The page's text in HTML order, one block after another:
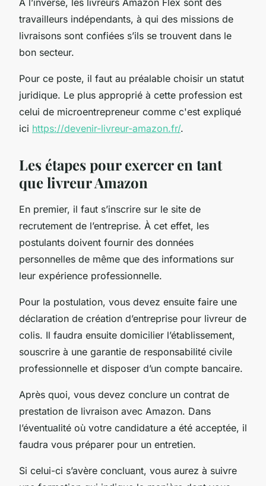
travailleurs indépendants, à qui des missions de
livraisons sont confiées s’ils se trouvent dans le
bon secteur.
Pour ce poste, il faut au préalable choisir un statut
juridique. Le plus approprié à cette profession est
celui de microentrepreneur comme c'est expliqué
ici https://devenir-livreur-amazon.fr/.
Les étapes pour exercer en tant
que livreur Amazon
En premier, il faut s’inscrire sur le site de
recrutement de l’entreprise. À cet effet, les
postulants doivent fournir des données
personnelles de même que des informations sur
leur expérience professionnelle.
Pour la postulation, vous devez ensuite faire une
déclaration de création d’entreprise pour livreur de
colis. Il faudra ensuite domicilier l’établissement,
souscrire à une garantie de responsabilité civile
professionnelle et disposer d’un compte bancaire.
Après quoi, vous devez conclure un contrat de
prestation de livraison avec Amazon. Dans
l’éventualité où votre candidature a été acceptée, il
faudra vous préparer pour un entretien.
Si celui-ci s’avère concluant, vous aurez à suivre